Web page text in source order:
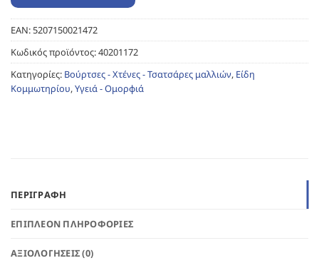
EAN:5207150021472
Κωδικός προϊόντος:40201172
Κατηγορίες: Βούρτσες - Χτένες - Τσατσάρες μαλλιών, Είδη
Κομμωτηρίου,Υγειά - Ομορφιά
ΠΕΡΙΓΡΑΦΉ
ΕΠΙΠΛΈΟΝ ΠΛΗΡΟΦΟΡΊΕΣ
ΑΞΙΟΛΟΓΉΣΕΙΣ (0)